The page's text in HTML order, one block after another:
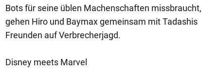
Bots für seine üblen Machenschaften missbraucht,
gehen Hiro und Baymax gemeinsam mit Tadashis
Freunden auf Verbrecherjagd.
Disney meets Marvel